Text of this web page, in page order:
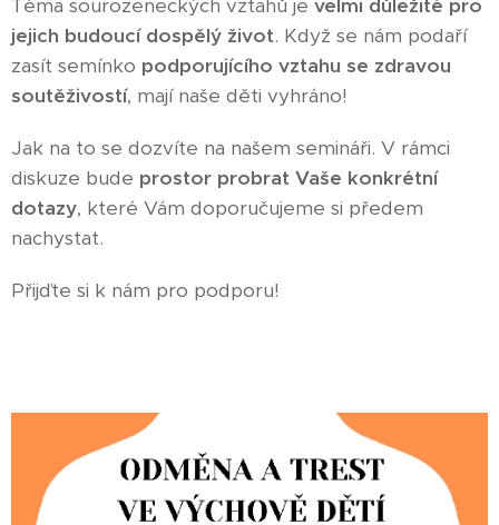
Téma sourozeneckých vztahů je velmi důležité pro
jejich budoucí dospělý život. Když se nám podaří
zasít semínko podporujícího vztahu se zdravou
soutěživostí, mají naše děti vyhráno!
Jak na to se dozvíte na našem semináři. V rámci
diskuze bude prostor probrat Vaše konkrétní
dotazy, které Vám doporučujeme si předem
nachystat.
Přijďte si k nám pro podporu!